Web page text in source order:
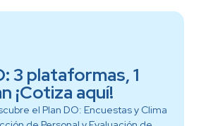
3 plataformas, 1
¡Cotiza aquí!
el Plan DO: Encuestas y Clima